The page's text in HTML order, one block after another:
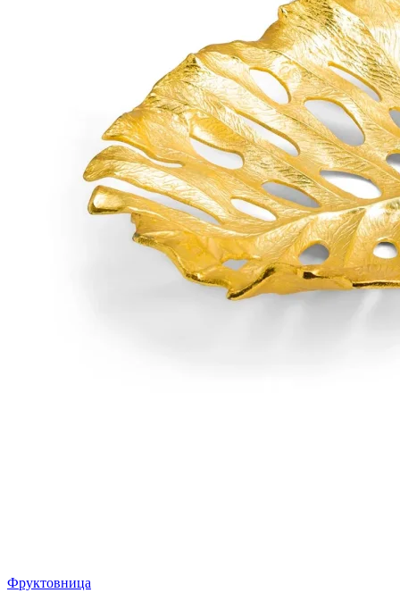
Фруктовница